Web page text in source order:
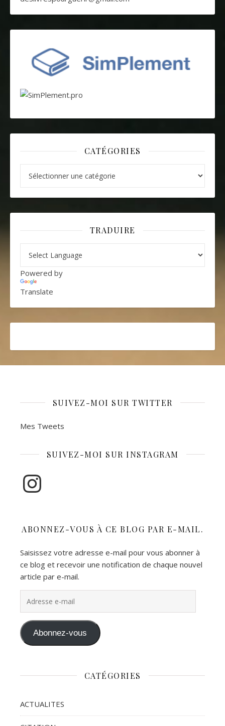
CATÉGORIES
TRADUIRE
Powered by
Translate
SUIVEZ-MOI SUR TWITTER
Mes Tweets
SUIVEZ-MOI SUR INSTAGRAM
Instagram
ABONNEZ-VOUS À CE BLOG PAR E-MAIL.
Saisissez votre adresse e-mail pour vous abonner à
ce blog et recevoir une notification de chaque nouvel
article par e-mail.
Abonnez-vous
CATÉGORIES
ACTUALITES